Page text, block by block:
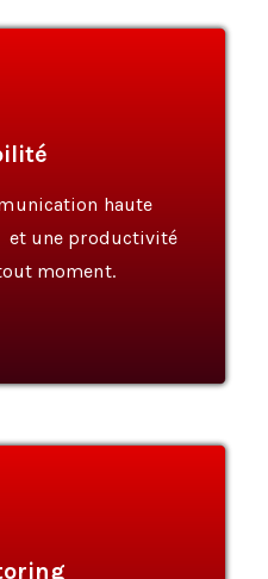
haute
une productivité
moment.
Plus